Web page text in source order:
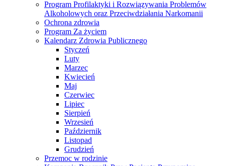
Program Profilaktyki i Rozwiązywania Problemów
Alkoholowych oraz Przeciwdziałania Narkomanii
Ochrona zdrowia
Program Za życiem
Kalendarz Zdrowia Publicznego
Styczeń
Luty
Marzec
Kwiecień
Maj
Czerwiec
Lipiec
Sierpień
Wrzesień
Październik
Listopad
Grudzień
Przemoc w rodzinie